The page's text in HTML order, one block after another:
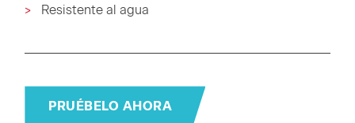
Resistente al agua
PRUÉBELO AHORA